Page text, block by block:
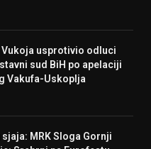
usprotivio odluci
sud BiH po apelaciji
Vakufa-Uskoplja
MRK Sloga Gornji